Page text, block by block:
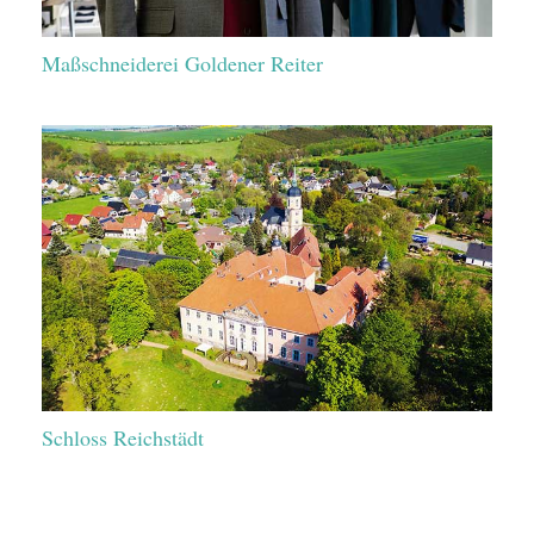
Maßschneiderei Goldener Reiter
Schloss Reichstädt